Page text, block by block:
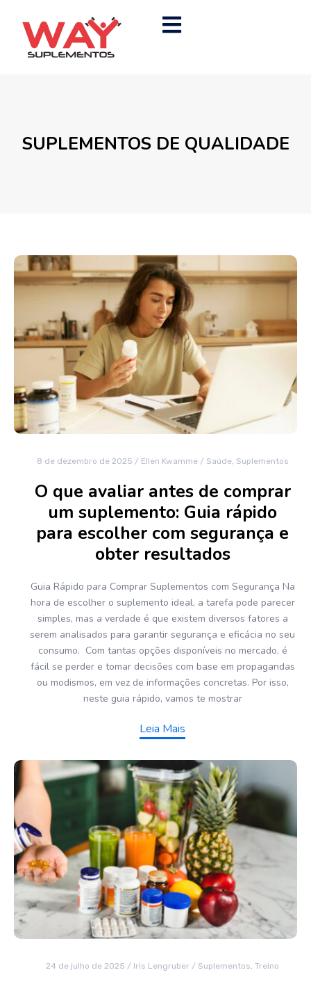
SUPLEMENTOS DE QUALIDADE
8 de dezembro de 2025 / Ellen Kwamme / Saúde, Suplementos
O que avaliar antes de comprar
um suplemento: Guia rápido
para escolher com segurança e
obter resultados
Guia Rápido para Comprar Suplementos com Segurança Na
hora de escolher o suplemento ideal, a tarefa pode parecer
simples, mas a verdade é que existem diversos fatores a
serem analisados para garantir segurança e eficácia no seu
consumo. Com tantas opções disponíveis no mercado, é
fácil se perder e tomar decisões com base em propagandas
ou modismos, em vez de informações concretas. Por isso,
neste guia rápido, vamos te mostrar
Leia Mais
24 de julho de 2025 / Iris Lengruber / Suplementos, Treino